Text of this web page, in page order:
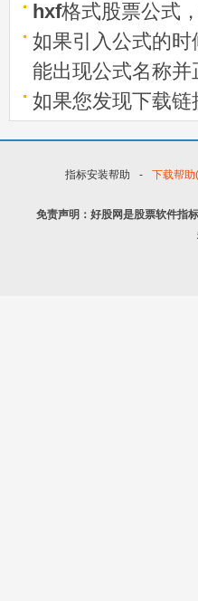
hxf格式股票公式
如果引入公式的
能出现公式名称
如果您发现下载
指标安装帮助 - 下载帮助
免责声明：好股网是股票软件指